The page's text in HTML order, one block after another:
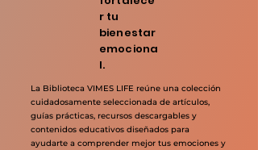
emocione
s y
fortalece
r tu
bienestar
emociona
l.
La Biblioteca VIMES LIFE reúne una colección
cuidadosamente seleccionada de artículos,